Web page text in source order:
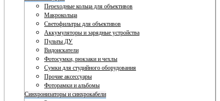
Переходные кольца для объективов
Макрокольца
Светофильтры для объективов
Аккумуляторы и зарядные устройства
Пульты ДУ
Видоискатели
Фотосумки, рюкзаки и чехлы
Сумки для студийного оборудования
Прочие аксессуары
Фоторамки и альбомы
Синхронизаторы и синхрокабели